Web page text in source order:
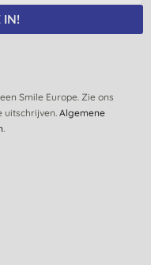
IN!
Smile Europe. Zie ons
uitschrijven. Algemene
.